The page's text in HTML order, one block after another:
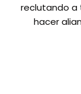
reclutando a
hacer